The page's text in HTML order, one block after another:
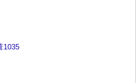
1035